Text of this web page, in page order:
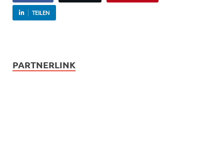
TEILEN
PARTNERLINK